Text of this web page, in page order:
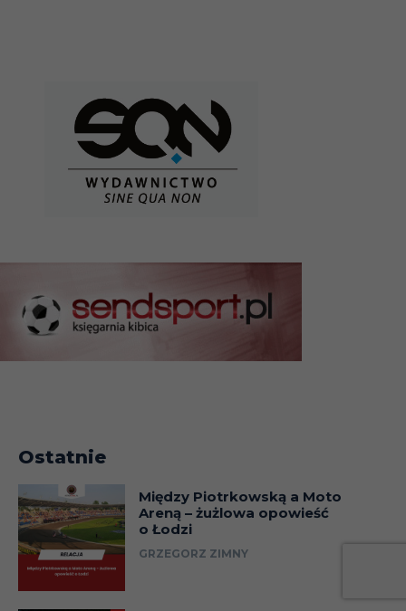
Ostatnie
Między Piotrkowską a Moto
Areną – żużlowa opowieść
o Łodzi
GRZEGORZ ZIMNY